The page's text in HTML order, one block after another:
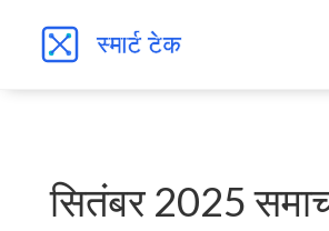
सितंबर 2025